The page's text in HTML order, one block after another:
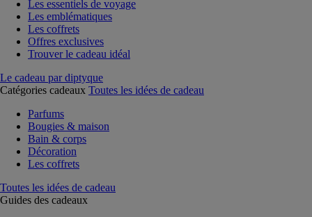
Les essentiels de voyage
Les emblématiques
Les coffrets
Offres exclusives
Trouver le cadeau idéal
Le cadeau par diptyque
Catégories cadeaux Toutes les idées de cadeau
Parfums
Bougies & maison
Bain & corps
Décoration
Les coffrets
Toutes les idées de cadeau
Guides des cadeaux